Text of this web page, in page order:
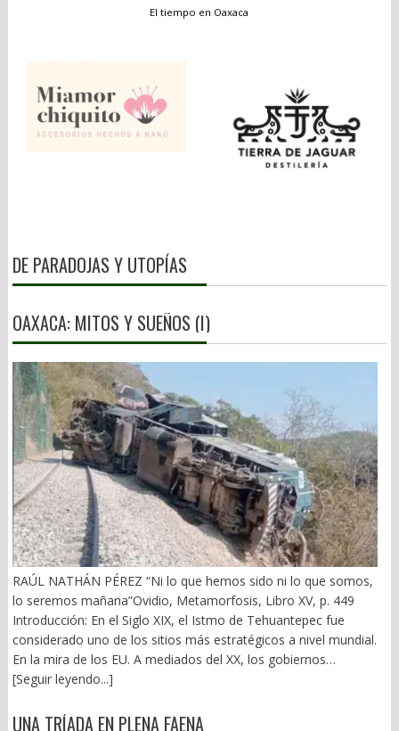
El tiempo en Oaxaca
DE PARADOJAS Y UTOPÍAS
OAXACA: MITOS Y SUEÑOS (I)
RAÚL NATHÁN PÉREZ “Ni lo que hemos sido ni lo que somos,
lo seremos mañana”Ovidio, Metamorfosis, Libro XV, p. 449
Introducción: En el Siglo XIX, el Istmo de Tehuantepec fue
considerado uno de los sitios más estratégicos a nivel mundial.
En la mira de los EU. A mediados del XX, los gobiernos
emanados del PRI iniciaron una serie de proyectos, todos
Transístmico, Proyecto Alfa-Omega, Plan Puebla-Panamá y
[Seguir leyendo...]
UNA TRÍADA EN PLENA FAENA